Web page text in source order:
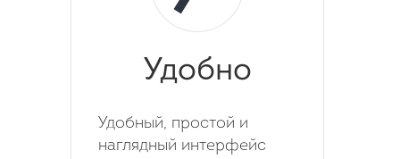
Удобно
Удобный, простой и
наглядный интерфейс